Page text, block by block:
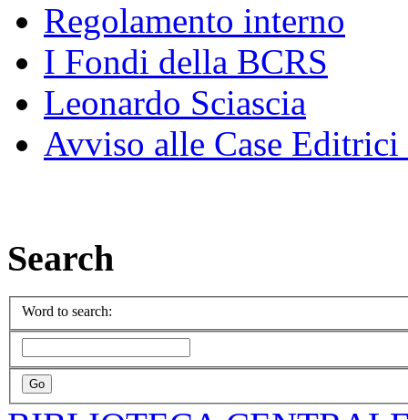
Regolamento interno
I Fondi della BCRS
Leonardo Sciascia
Avviso alle Case
Search
Word to search: